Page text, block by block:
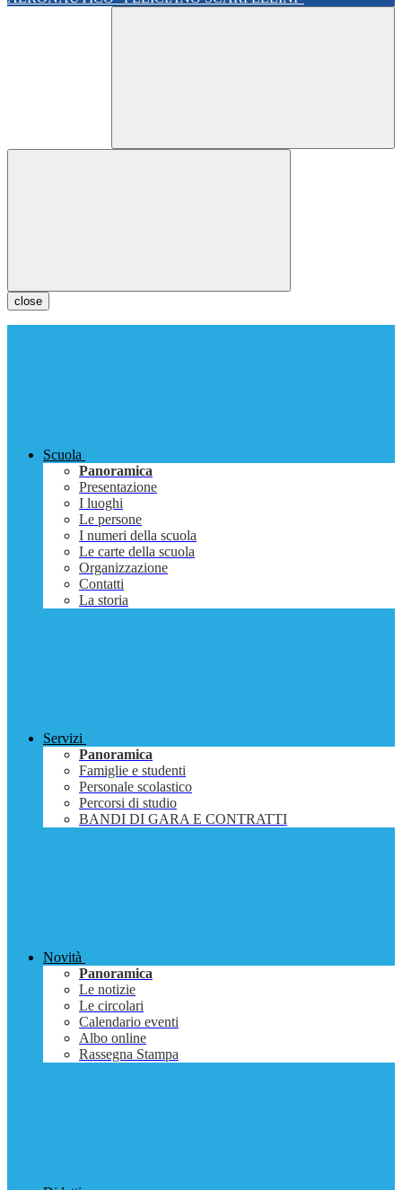
close
Scuola
Panoramica
Presentazione
I luoghi
Le persone
I numeri della scuola
Le carte della scuola
Organizzazione
Contatti
La storia
Servizi
Panoramica
Famiglie e studenti
Personale scolastico
Percorsi di studio
BANDI DI GARA E CONTRATTI
Novità
Panoramica
Le notizie
Le circolari
Calendario eventi
Albo online
Rassegna Stampa